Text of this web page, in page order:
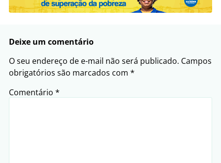
Deixe um comentário
O seu endereço de e-mail não será publicado. Campos
obrigatórios são marcados com *
Comentário *